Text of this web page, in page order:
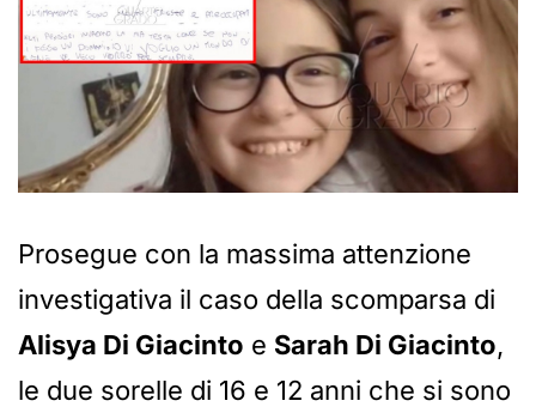
Prosegue con la massima attenzione
investigativa il caso della scomparsa di
Alisya Di Giacinto e Sarah Di Giacinto,
le due sorelle di 16 e 12 anni che si sono